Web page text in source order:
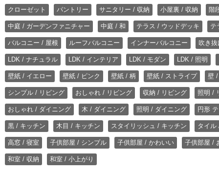
クローゼット パントリー サニタリー / 収納 小屋裏 / 収納 階
中庭 / ガーデンファニチャー 中庭 / 和 テラス / ウッドデッキ テ
バルコニー / 屋根 ルーフバルコニー インナーバルコニー 吹き
LDK / ナチュラル LDK / インテリア LDK / モダン LDK / 照明
壁紙 / イエロー 壁紙 / ピンク 壁紙 / 柄 壁紙 / ストライプ 壁
シンプル / リビング おしゃれ / リビング 収納 / リビング 照明 /
おしゃれ / ダイニング 木 / ダイニング 照明 / ダイニング 円形
黒 / キッチン 木目 / キッチン スタイリッシュ / キッチン タイル
高窓 / 寝室 子供部屋 / シンプル 子供部屋 / かわいい 子供部屋 /
和室 / 収納 和室 / 小上がり